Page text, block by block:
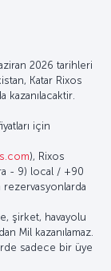
2026 tarihleri
Katar Rixos
kazanılacaktir.
için
), Rixos
- 9) local / +90
rezervasyonlarda
şirket, havayolu
Mil kazanılamaz.
sadece bir üye